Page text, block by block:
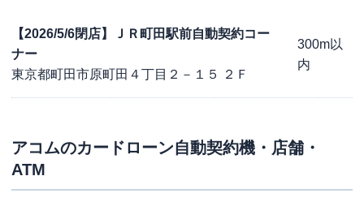
【2026/5/6閉店】ＪＲ町田駅前自動契約コー
ナー
東京都町田市原町田４丁目２－１５ ２Ｆ
300m以
内
アコムのカードローン自動契約機・店舗・
ATM